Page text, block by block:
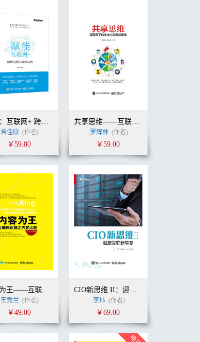
赋能：互联网+ 跨界运营与融合实践
曾佳欣 (作者)
￥59.80
共享思维——互联网下的去中心化商业革命
罗辉林 (作者)
￥59.00
内容为王——互联网运营之内容运营
王秀兰 (作者)
￥49.00
CIO新思维 II：迎接互联新常态
李炜 (作者)
￥69.00